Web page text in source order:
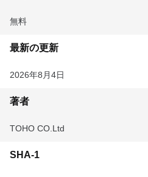
無料
最新の更新
2026年8月4日
著者
TOHO CO.Ltd
SHA-1